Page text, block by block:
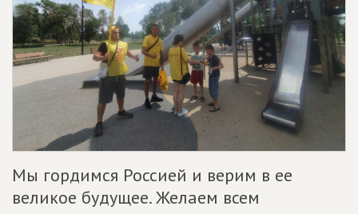
Мы гордимся Россией и верим в ее
великое будущее. Желаем всем